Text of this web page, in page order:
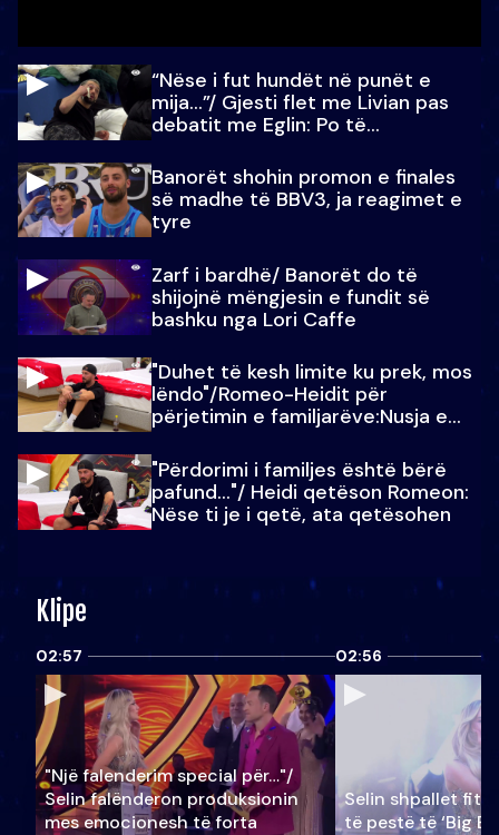
“Nëse i fut hundët në punët e
mija…”/ Gjesti flet me Livian pas
debatit me Eglin: Po të
Banorët shohin promon e finales
së madhe të BBV3, ja reagimet e
tyre
Zarf i bardhë/ Banorët do të
shijojnë mëngjesin e fundit së
bashku nga Lori Caffe
"Duhet të kesh limite ku prek, mos
lëndo"/Romeo-Heidit për
përjetimin e familjarëve:Nusja e
"Përdorimi i familjes është bërë
pafund…"/ Heidi qetëson Romeon:
Nëse ti je i qetë, ata qetësohen
Klipe
02:57
"Një falenderim special për…"/
Selin falënderon produksionin
mes emocionesh të forta
02:56
Selin shpallet
të pestë të ‘Big